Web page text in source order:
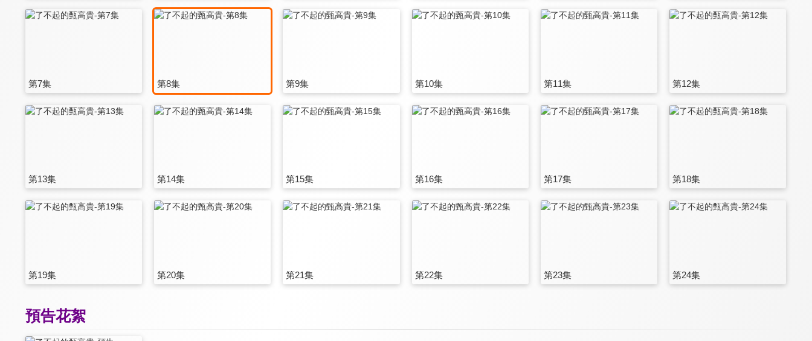
第7集 第8集 第9集 第10集 第11集 第12集
第13集 第14集 第15集 第16集 第17集 第18集
第19集 第20集 第21集 第22集 第23集 第24集
預告花絮